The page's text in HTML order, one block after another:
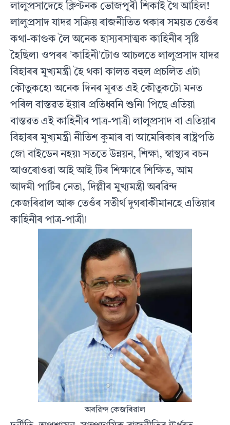
লালুপ্ৰসাদেহে ক্লিণ্টনক ভোজপুৰী শিকাই থৈ আহিল!
লালুপ্ৰসাদ যাদৱ সক্ৰিয় ৰাজনীতিত থকাৰ সময়ত তেওঁৰ
কথা-কাণ্ডক লৈ অনেক হাস্যৰসাত্মক কাহিনীৰ সৃষ্টি
হৈছিল৷ ওপৰৰ ʼকাহিনীʼটোও আচলতে লালুপ্ৰসাদ যাদৱ
বিহাৰৰ মুখ্যমন্ত্ৰী হৈ থকা কালত বহুল প্ৰচলিত এটা
কৌতুকহে৷ অনেক দিনৰ মূৰত এই কৌতুকটো মনত
পৰিল বাস্তৱত ইয়াৰ প্ৰতিধ্বনি শুনি৷ পিছে এতিয়া
বাস্তৱত এই কাহিনীৰ পাত্ৰ-পাত্ৰী লালুপ্ৰসাদ বা এতিয়াৰ
বিহাৰৰ মুখ্যমন্ত্ৰী নীতিশ কুমাৰ বা আমেৰিকাৰ ৰাষ্ট্ৰপতি
জো বাইডেন নহয়৷ সততে উন্নয়ন, শিক্ষা, স্বাস্থ্যৰ বচন
আওৰোওৱা আই আই টিৰ শিক্ষাৰে শিক্ষিত, আম
আদমী পাৰ্টিৰ নেতা, দিল্লীৰ মুখ্যমন্ত্ৰী অৰৱিন্দ
কেজৰিৱাল আৰু তেওঁৰ সতীৰ্থ দুগৰাকীমানহে এতিয়াৰ
কাহিনীৰ পাত্ৰ-পাত্ৰী৷
অৰৱিন্দ কেজৰিৱাল